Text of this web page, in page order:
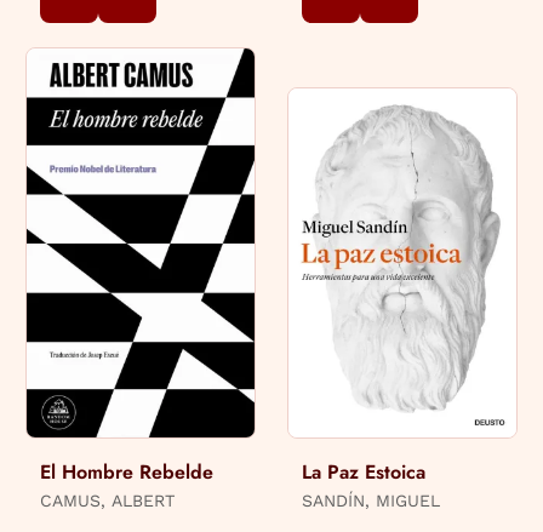
El Hombre Rebelde
CAMUS, ALBERT
La Paz Estoica
SANDÍN, MIGUEL